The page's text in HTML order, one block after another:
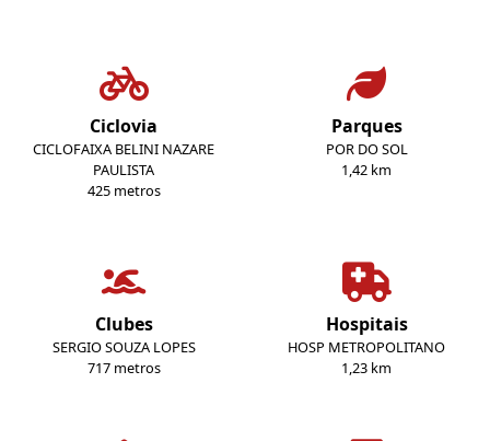
Ciclovia
CICLOFAIXA BELINI NAZARE
PAULISTA
425 metros
Parques
POR DO SOL
1,42 km
Clubes
SERGIO SOUZA LOPES
717 metros
Hospitais
HOSP METROPOLITANO
1,23 km